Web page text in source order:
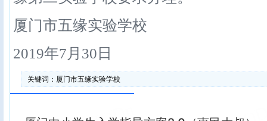
厦门市五缘实验学校
2019年7月30日
关键词： 厦门市五缘实验学校